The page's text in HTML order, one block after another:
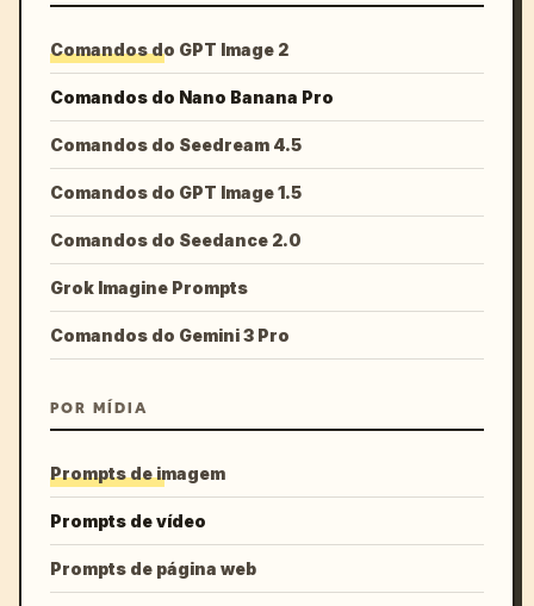
Comandos do GPT Image 2
Comandos do Nano Banana Pro
Comandos do Seedream 4.5
Comandos do GPT Image 1.5
Comandos do Seedance 2.0
Grok Imagine Prompts
Comandos do Gemini 3 Pro
POR MÍDIA
Prompts de imagem
Prompts de vídeo
Prompts de página web